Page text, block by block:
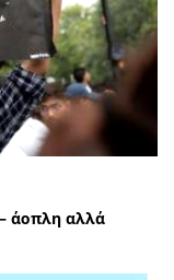
άοπλη αλλά